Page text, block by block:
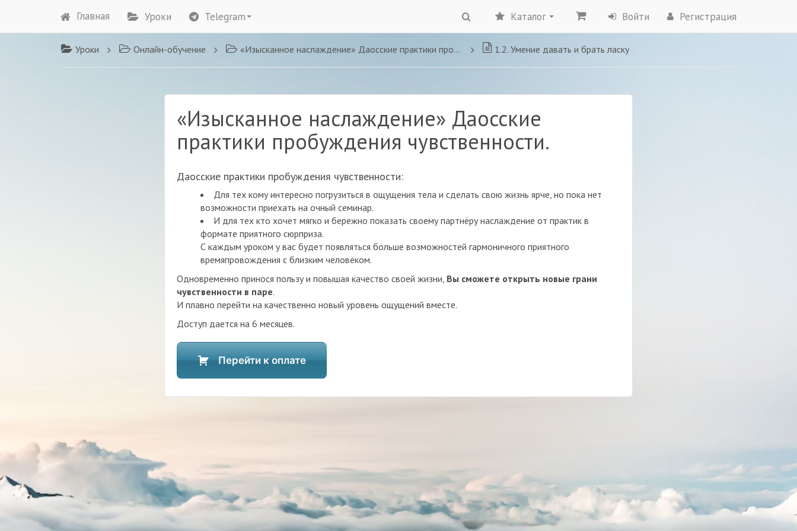
Главная Уроки Telegram Каталог Войти Регистрация
Уроки Онлайн-обучение «Изысканное наслаждение» Даосские практики пробуждения чувственности. 1.2. Умение давать и брать ласку
«Изысканное наслаждение» Даосские
практики пробуждения чувственности.
Даосские практики пробуждения чувственности:
Для тех кому интересно погрузиться в ощущения тела и сделать свою жизнь ярче, но пока нет
возможности приехать на очный семинар.
И для тех кто хочет мягко и бережно показать своему партнёру наслаждение от практик в
формате приятного сюрприза.
С каждым уроком у вас будет появляться больше возможностей гармоничного приятного
времяпровождения с близким человеком.
Одновременно принося пользу и повышая качество своей жизни, Вы сможете открыть новые грани
чувственности в паре.
И плавно перейти на качественно новый уровень ощущений вместе.
Доступ дается на 6 месяцев.
Перейти к оплате